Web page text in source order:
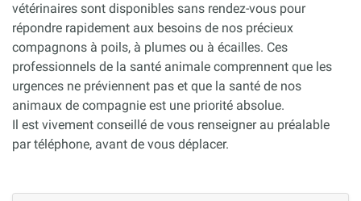
vétérinaires sont disponibles sans rendez-vous pour
répondre rapidement aux besoins de nos précieux
compagnons à poils, à plumes ou à écailles. Ces
professionnels de la santé animale comprennent que les
urgences ne préviennent pas et que la santé de nos
animaux de compagnie est une priorité absolue.
Il est vivement conseillé de vous renseigner au préalable
par téléphone, avant de vous déplacer.